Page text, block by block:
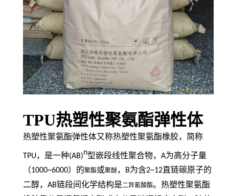
TPU热塑性聚氨酯弹性体
热塑性聚氨酯弹性体又称热塑性聚氨酯橡胶，简称
TPU，是一种(AB)n型嵌段线性聚合物， A为高分子量
（1000~6000）的聚酯或聚醚， B为含2~12 直链碳原子的
二醇， AB链段间化学结构是二异氰酸酯。热塑性聚氨酯